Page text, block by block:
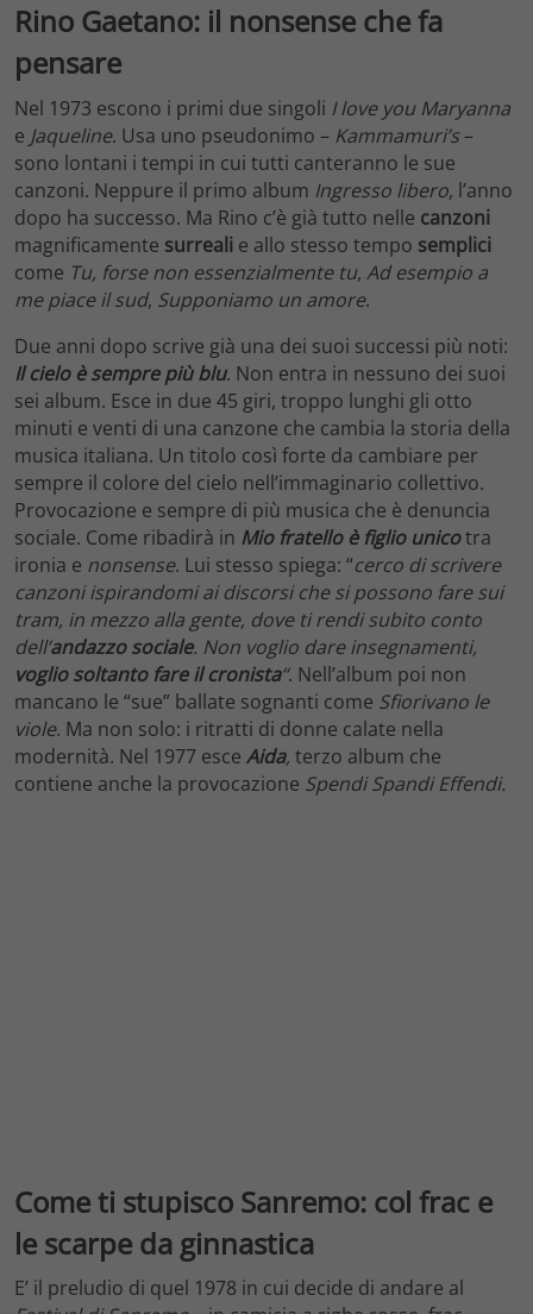
Rino Gaetano: il nonsense che fa
pensare
Nel 1973 escono i primi due singoli I love you Maryanna
e Jaqueline. Usa uno pseudonimo – Kammamuri’s–
sono lontani i tempi in cui tutti canteranno le sue
canzoni. Neppure il primo album Ingresso libero, l’anno
dopo ha successo. Ma Rino c’è già tutto nelle canzoni
magnificamente surreali e allo stesso tempo semplici
come Tu, forse non essenzialmente tu, Ad esempio a
me piace il sud, Supponiamo un amore.
Due anni dopo scrive già una dei suoi successi più noti:
Il cielo è sempre più blu. Non entra in nessuno dei suoi
sei album. Esce in due 45 giri, troppo lunghi gli otto
minuti e venti di una canzone che cambia la storia della
musica italiana. Un titolo così forte da cambiare per
sempre il colore del cielo nell’immaginario collettivo.
Provocazione e sempre di più musica che è denuncia
sociale. Come ribadirà in Mio fratello è figlio unicotra
ironia e nonsense. Lui stesso spiega: “cerco di scrivere
canzoni ispirandomi ai discorsi che si possono fare sui
tram, in mezzo alla gente, dove ti rendi subito conto
dell’andazzo sociale. Non voglio dare insegnamenti,
voglio soltanto fare il cronista“. Nell’album poi non
mancano le “sue” ballate sognanti come Sfiorivano le
viole. Ma non solo: i ritratti di donne calate nella
modernità. Nel 1977 esce Aida, terzo album che
contiene anche la provocazione Spendi Spandi Effendi.
Come ti stupisco Sanremo: col frac e
le scarpe da ginnastica
E’ il preludio di quel 1978 in cui decide di andare al